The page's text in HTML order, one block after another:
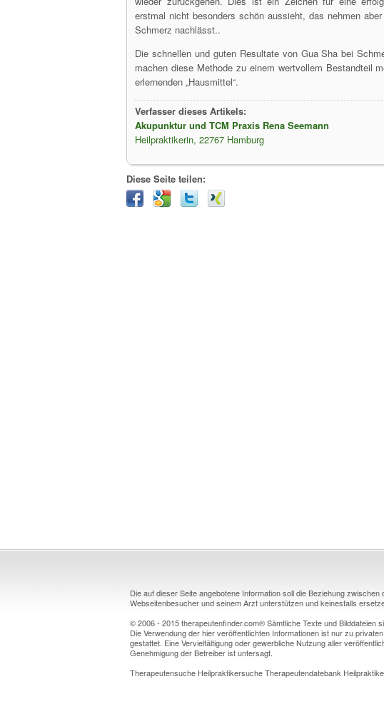
erstmal nicht besonders schön aussieht, das nehmen
Schmerz nachlässt..
Die schnellen und guten Resultate von Gua Sha bei
machen diese Methode zu einem wertvollem Bestandteil
erlernenden „Hausmittel“.
Verfasser dieses Artikels:
Akupunktur und TCM Praxis Rena Seemann
Heilpraktikerin, 22767 Hamburg
Diese Seite teilen:
Die auf dieser Seite angebotene Information soll die Beziehung zwischen
Webseitenbesucher und seinem Arzt unterstützen und keinesfalls
© 2006 - 2015 therapeutenfinder.com® Sämtliche Texte und Bilddateien
Die Verwendung der hier veröffentlichten Informationen ist nur zu
gestattet. Eine Vervielfältigung oder gewerbliche Nutzung aller
Genehmigung der Betreiber ist untersagt.
Therapeutensuche Heilpraktikersuche Therapeutendatebank